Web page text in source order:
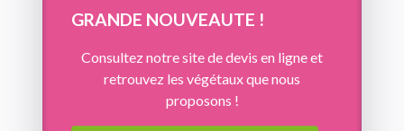
GRANDE NOUVEAUTE !
Consultez notre site de devis en ligne et
retrouvez les végétaux que nous
proposons !
Panneau de gestion des cookies